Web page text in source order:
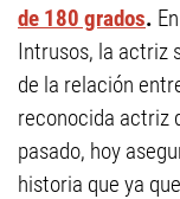
de 180 grados.
Intrusos, la actriz
de la relación
reconocida actriz
pasado, hoy
historia que ya